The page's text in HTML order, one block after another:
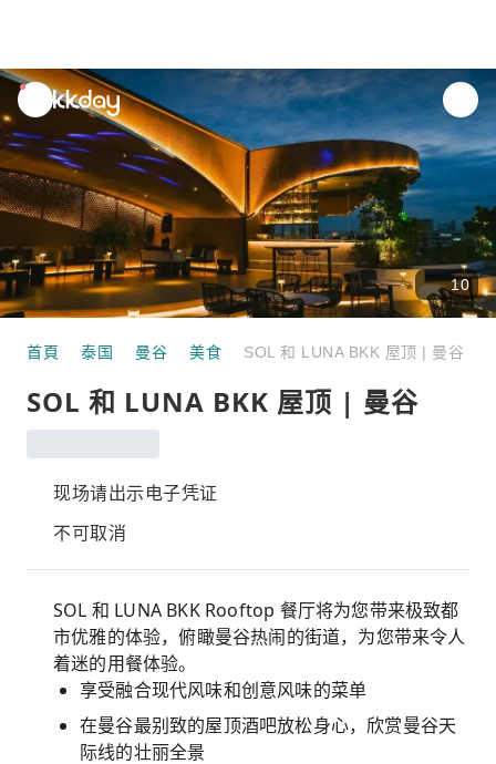
unread
notifications
10
首頁 泰国 曼谷 美食 SOL 和 LUNA BKK 屋顶 | 曼谷
SOL 和 LUNA BKK 屋顶 | 曼谷
现场请出示电子凭证
不可取消
SOL 和 LUNA BKK Rooftop 餐厅将为您带来极致都
市优雅的体验，俯瞰曼谷热闹的街道，为您带来令人
着迷的用餐体验。
享受融合现代风味和创意风味的菜单
在曼谷最别致的屋顶酒吧放松身心，欣赏曼谷天
际线的壮丽全景